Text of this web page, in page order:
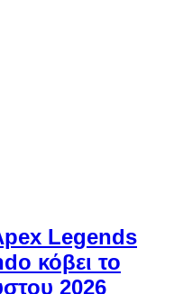
Legends
κόβει το
2026